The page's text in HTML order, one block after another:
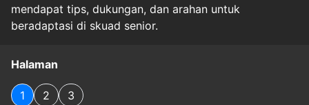
mendapat tips, dukungan, dan arahan untuk
beradaptasi di skuad senior.
Halaman
1 2 3